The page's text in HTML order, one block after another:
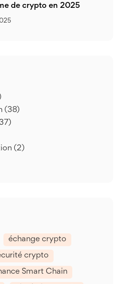
de crypto en 2025
(38)
(2)
échange crypto
crypto
Smart Chain